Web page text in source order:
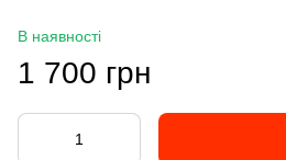
В наявності
1 700 грн